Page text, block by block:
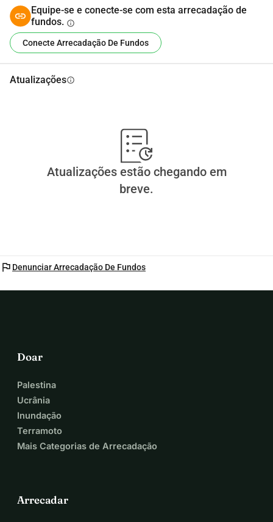
Equipe-se e conecte-se com esta arrecadação de
fundos. info
Conecte Arrecadação De Fundos
Atualizaçõesinfo
Atualizações estão chegando em
breve.
flag Denunciar Arrecadação De Fundos
Doar
Palestina
Ucrânia
Inundação
Terramoto
Mais Categorias de Arrecadação
Arrecadar